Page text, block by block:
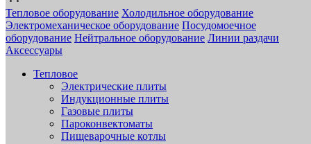
Тепловое оборудование Холодильное оборудование
Электромеханическое оборудование Посудомоечное
оборудование Нейтральное оборудование Линии раздачи
Аксессуары
Тепловое
Электрические плиты
Индукционные плиты
Газовые плиты
Пароконвектоматы
Пищеварочные котлы